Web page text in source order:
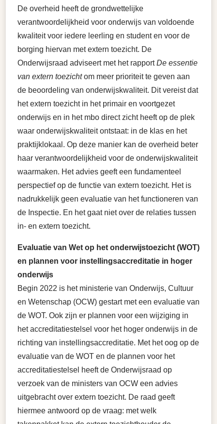
De overheid heeft de grondwettelijke
verantwoordelijkheid voor onderwijs van voldoende
kwaliteit voor iedere leerling en student en voor de
borging hiervan met extern toezicht. De
Onderwijsraad adviseert met het rapportDe essentie
van extern toezichtom meer prioriteit te geven aan
de beoordeling van onderwijskwaliteit. Dit vereist dat
het extern toezicht in het primair en voortgezet
onderwijs en in het mbo direct zicht heeft op de plek
waar onderwijskwaliteit ontstaat: in de klas en het
praktijklokaal. Op deze manier kan de overheid beter
haar verantwoordelijkheid voor de onderwijskwaliteit
waarmaken. Het advies geeft een fundamenteel
perspectief op de functie van extern toezicht. Het is
nadrukkelijk geen evaluatie van het functioneren van
de Inspectie. En het gaat niet over de relaties tussen
in- en extern toezicht.
Evaluatie van Wet op het onderwijstoezicht (WOT)
en plannen voor instellingsaccreditatie in hoger
onderwijs
Begin 2022 is het ministerie van Onderwijs, Cultuur
en Wetenschap (OCW) gestart met een evaluatie van
de WOT. Ook zijn er plannen voor een wijziging in
het accreditatiestelsel voor het hoger onderwijs in de
richting van instellingsaccreditatie. Met het oog op de
evaluatie van de WOT en de plannen voor het
accreditatiestelsel heeft de Onderwijsraad op
verzoek van de ministers van OCW een advies
uitgebracht over extern toezicht. De raad geeft
hiermee antwoord op de vraag: met welk